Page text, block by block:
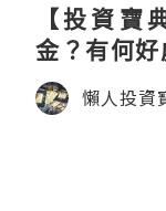
【投資寶
金？有何好
懶人投資